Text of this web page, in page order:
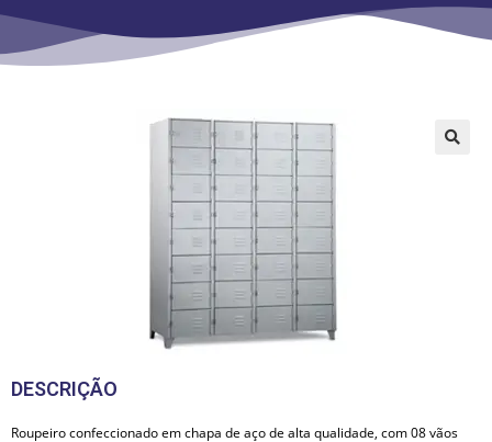
DESCRIÇÃO
Roupeiro confeccionado em chapa de aço de alta qualidade, com 08 vãos